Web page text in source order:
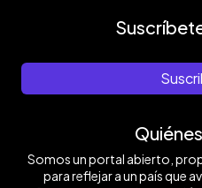
Somos un portal abierto,
para reflejar a un país que